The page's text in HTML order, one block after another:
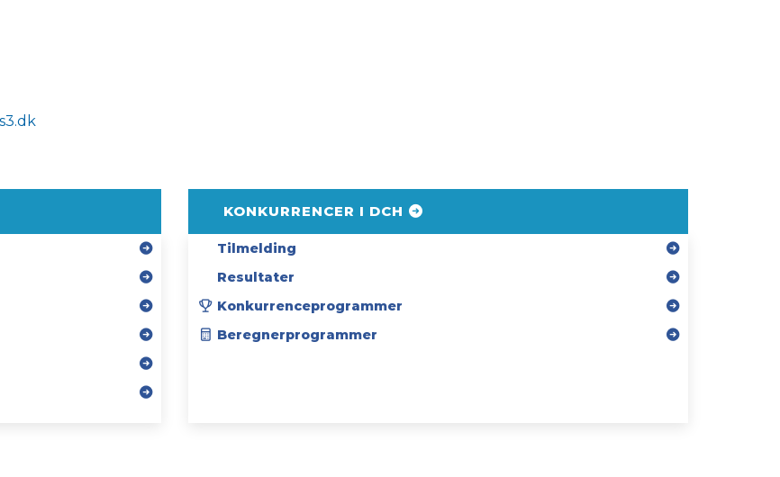
KONKURRENCER I DCH
Tilmelding
Resultater
Konkurrenceprogrammer
Beregnerprogrammer